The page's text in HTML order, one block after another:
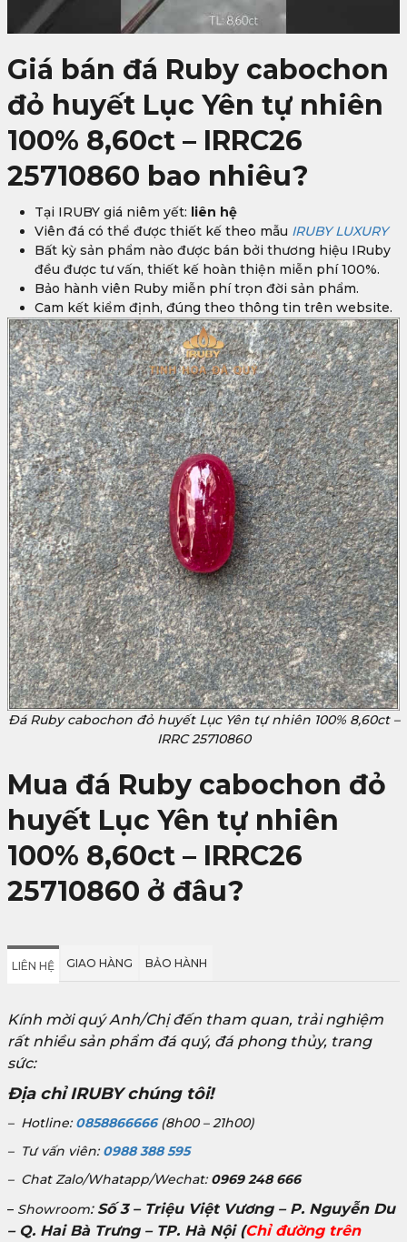
Giá bán đá Ruby cabochon
đỏ huyết Lục Yên tự nhiên
100% 8,60ct – IRRC26
25710860 bao nhiêu?
Tại IRUBY giá niêm yết: liên hệ
Viên đá có thể được thiết kế theo mẫu IRUBY LUXURY
Bất kỳ sản phẩm nào được bán bởi thương hiệu IRuby
đều được tư vấn, thiết kế hoàn thiện miễn phí 100%.
Bảo hành viên Ruby miễn phí trọn đời sản phẩm.
Cam kết kiểm định, đúng theo thông tin trên website.
Đá Ruby cabochon đỏ huyết Lục Yên tự nhiên 100% 8,60ct –
IRRC 25710860
Mua đá Ruby cabochon đỏ
huyết Lục Yên tự nhiên
100% 8,60ct – IRRC26
25710860 ở đâu?
LIÊN HỆ GIAO HÀNG BẢO HÀNH
Kính mời quý Anh/Chị đến tham quan, trải nghiệm
rất nhiều sản phẩm đá quý, đá phong thủy, trang
sức:
Địa chỉ IRUBY chúng tôi!
– Hotline: 0858866666(8h00 – 21h00)
– Tư vấn viên: 0988 388 595
– Chat Zalo/Whatapp/Wechat: 0969 248 666
– Showroom: Số 3 – Triệu Việt Vương – P. Nguyễn Du
– Q. Hai Bà Trưng – TP. Hà Nội(Chỉ đường trên